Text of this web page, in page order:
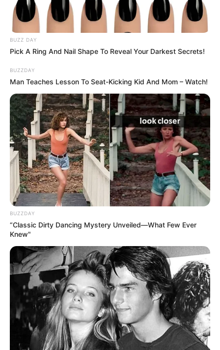
BUZZ DAY
Pick A Ring And Nail Shape To Reveal Your Darkest Secrets!
BUZZDAY
Man Teaches Lesson To Seat-Kicking Kid And Mom – Watch!
BUZZDAY
“Classic Dirty Dancing Mystery Unveiled—What Few Ever
Knew"